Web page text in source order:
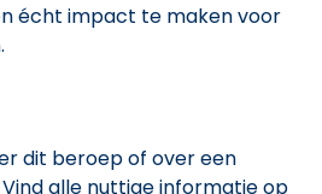
écht impact te maken voor
dit beroep of over een
alle nuttige informatie op